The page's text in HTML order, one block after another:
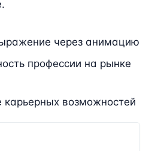
через анимацию
профессии на рынке
карьерных возможностей